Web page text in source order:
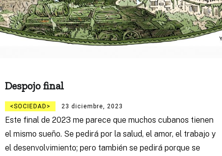
Despojo final
SOCIEDAD 23 diciembre, 2023
Este final de 2023 me parece que muchos cubanos tienen
el mismo sueño. Se pedirá por la salud, el amor, el trabajo y
el desenvolvimiento; pero también se pedirá porque se